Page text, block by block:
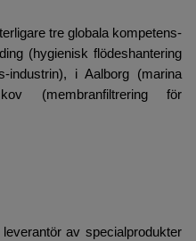
tre globala kompetens-
(hygienisk flödeshantering
industrin), i Aalborg (marina
(membranfiltrering för
av specialprodukter